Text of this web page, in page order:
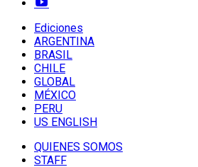
Ediciones
ARGENTINA
BRASIL
CHILE
GLOBAL
MÉXICO
PERU
US ENGLISH
QUIENES SOMOS
STAFF